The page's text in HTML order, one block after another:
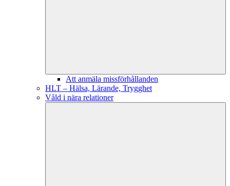
Att anmäla missförhållanden
HLT – Hälsa, Lärande, Trygghet
Våld i nära relationer